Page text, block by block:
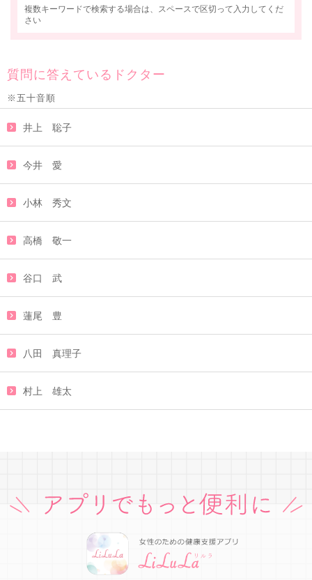
複数キーワードで検索する場合は、スペースで区切って入力してくだ
さい
質問に答えているドクター
※五十音順
井上 聡子
今井 愛
小林 秀文
高橋 敬一
谷口 武
蓮尾 豊
八田 真理子
村上 雄太